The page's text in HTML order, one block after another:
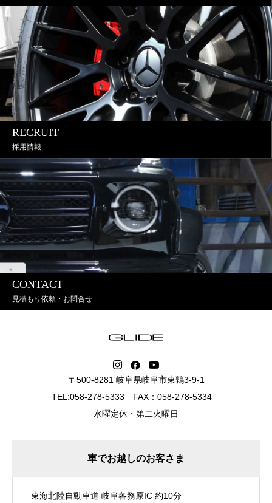
RECRUIT
採用情報
CONTACT
見積もり依頼・お問合せ
〒500-8281 岐阜県岐阜市東鶉3-9-1
TEL:058-278-5333 FAX：058-278-5334
水曜定休・第二火曜日
車でお越しのお客さま
東海北陸自動車道 岐阜各務原IC 約10分